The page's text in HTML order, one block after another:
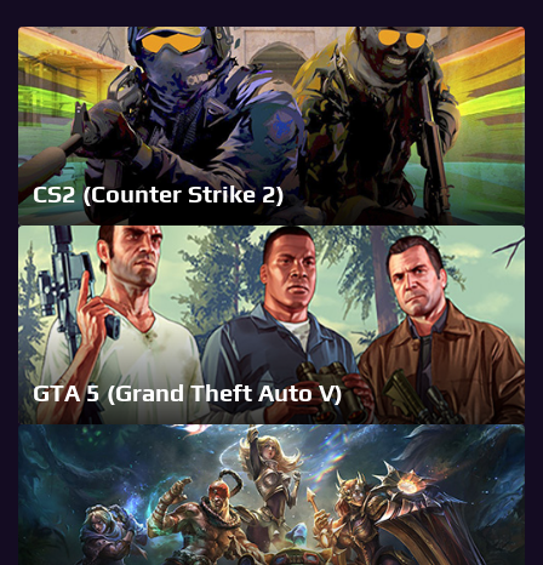
CS2 (Counter Strike 2)
GTA 5 (Grand Theft Auto V)